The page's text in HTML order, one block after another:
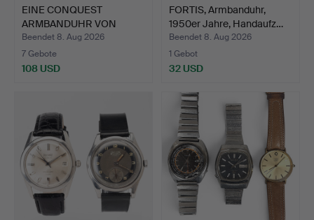
EINE CONQUEST
ARMBANDUHR VON
LONGINES AUS …
Beendet 8. Aug 2026
7 Gebote
108 USD
FORTIS, Armbanduhr,
1950er Jahre, Handaufz…
Beendet 8. Aug 2026
1 Gebot
32 USD